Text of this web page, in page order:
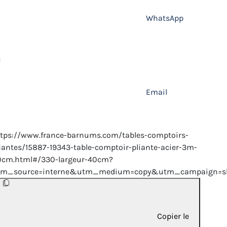
WhatsApp
Email
www.france-barnums.com/tables-comptoirs-
15887-19343-table-comptoir-pliante-acier-3m-
330-largeur-40cm?
Copier le